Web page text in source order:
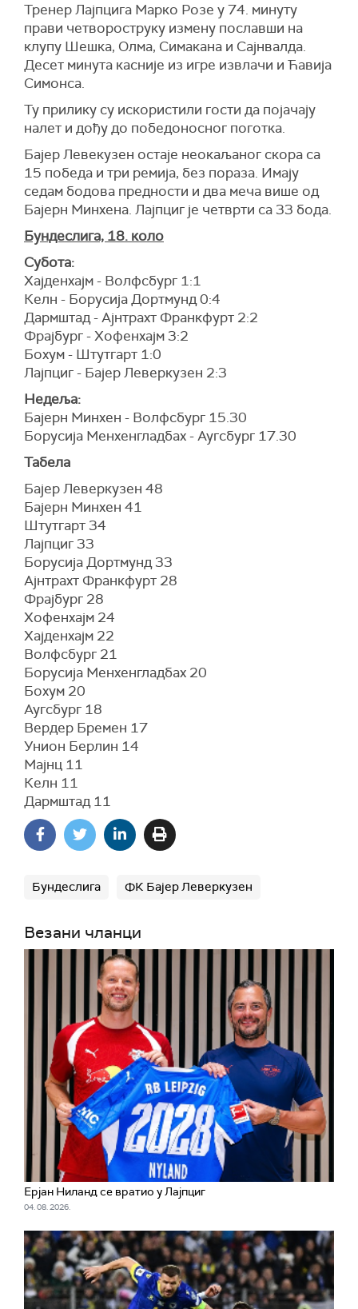
Тренер Лајпцига Марко Розе у 74. минуту
прави четвороструку измену пославши на
клупу Шешка, Олма, Симакана и Сајнвалда.
Десет минута касније из игре извлачи и Ћавија
Симонса.
Ту прилику су искористили гости да појачају
налет и дођу до победоносног поготка.
Бајер Левекузен остаје неокаљаног скора са
15 победа и три ремија, без пораза. Имају
седам бодова предности и два меча више од
Бајерн Минхена. Лајпциг је четврти са 33 бода.
Бундеслига, 18. коло
Субота:
Хајденхајм - Волфсбург 1:1
Келн - Борусија Дортмунд 0:4
Дармштад - Ајнтрахт Франкфурт 2:2
Фрајбург - Хофенхајм 3:2
Бохум - Штутгарт 1:0
Лајпциг - Бајер Леверкузен 2:3
Недеља:
Бајерн Минхен - Волфсбург 15.30
Борусија Менхенгладбах - Аугсбург 17.30
Табела
Бајер Леверкузен 48
Бајерн Минхен 41
Штутгарт 34
Лајпциг 33
Борусија Дортмунд 33
Ајнтрахт Франкфурт 28
Фрајбург 28
Хофенхајм 24
Хајденхајм 22
Волфсбург 21
Борусија Менхенгладбах 20
Бохум 20
Аугсбург 18
Вердер Бремен 17
Унион Берлин 14
Мајнц 11
Келн 11
Дармштад 11
Бундеслига ФК Бајер Леверкузен
Везани чланци
Ерјан Ниланд се вратио у Лајпциг
04. 08. 2026.